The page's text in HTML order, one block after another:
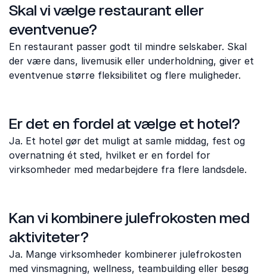
Skal vi vælge restaurant eller
eventvenue?
En restaurant passer godt til mindre selskaber. Skal
der være dans, livemusik eller underholdning, giver et
eventvenue større fleksibilitet og flere muligheder.
Er det en fordel at vælge et hotel?
Ja. Et hotel gør det muligt at samle middag, fest og
overnatning ét sted, hvilket er en fordel for
virksomheder med medarbejdere fra flere landsdele.
Kan vi kombinere julefrokosten med
aktiviteter?
Ja. Mange virksomheder kombinerer julefrokosten
med vinsmagning, wellness, teambuilding eller besøg